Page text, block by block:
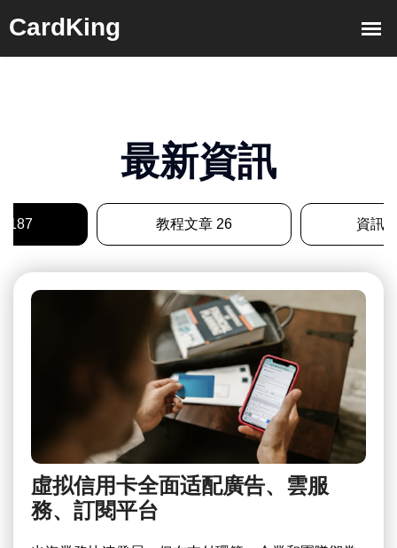
最新資訊
187 教程文章 26 資訊
虛拟信用卡全面适配廣告、雲服
務、訂閱平台